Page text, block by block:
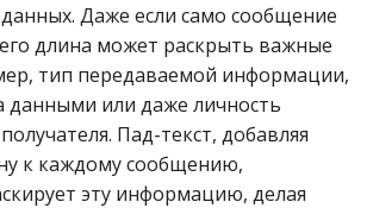
Даже если само сообщение
длина может раскрыть важные
тип передаваемой информации,
данными или даже личность
Пад-текст, добавляя
к каждому сообщению,
эту информацию, делая